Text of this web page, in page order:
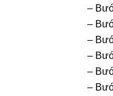
–
–
–
–
–
–